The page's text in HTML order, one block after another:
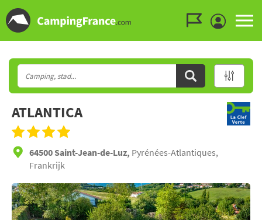
ATLANTICA
64500 Saint-Jean-de-Luz, Pyrénées-Atlantiques,
Frankrijk